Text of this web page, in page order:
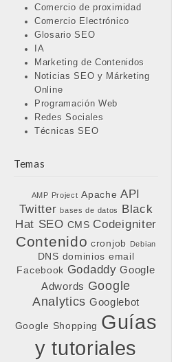
Comercio de proximidad
Comercio Electrónico
Glosario SEO
IA
Marketing de Contenidos
Noticias SEO y Márketing
Online
Programación Web
Redes Sociales
Técnicas SEO
Temas
AMP Project Apache API
Twitter bases de datos
Black
Hat SEO CMS Codeigniter
Contenido cronjob Debian
DNS dominios email
Facebook Godaddy Google
Adwords Google
Analytics Googlebot
Google Shopping Guías
y tutoriales